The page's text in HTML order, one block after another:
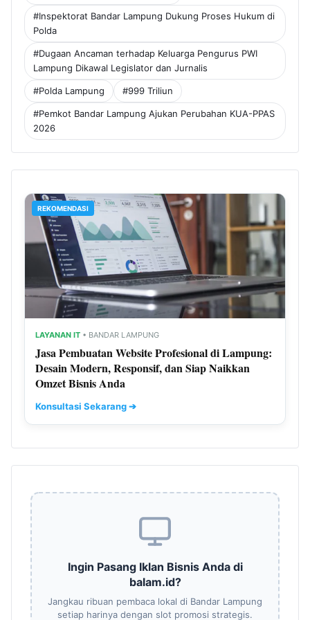
#Inspektorat Bandar Lampung Dukung Proses Hukum di
Polda
#Dugaan Ancaman terhadap Keluarga Pengurus PWI
Lampung Dikawal Legislator dan Jurnalis
#Polda Lampung #999 Triliun
#Pemkot Bandar Lampung Ajukan Perubahan KUA-PPAS
2026
REKOMENDASI
LAYANAN IT • BANDAR LAMPUNG
Jasa Pembuatan Website Profesional di Lampung:
Desain Modern, Responsif, dan Siap Naikkan
Omzet Bisnis Anda
Konsultasi Sekarang ➔
Ingin Pasang Iklan Bisnis Anda di
balam.id?
Jangkau ribuan pembaca lokal di Bandar Lampung
setiap harinya dengan slot promosi strategis.